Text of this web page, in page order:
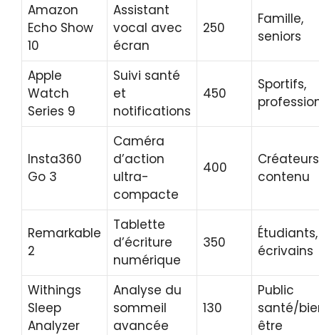
Amazon
Echo Show
10
Assistant
vocal avec
écran
250
Famille,
seniors
Apple
Watch
Series 9
Suivi santé
et
notifications
450
Sportifs,
Insta360
Go 3
Caméra
d’action
ultra-
compacte
400
contenu
Remarkable
2
Tablette
d’écriture
numérique
350
Étudiants,
écrivains
Withings
Sleep
Analyzer
Analyse du
sommeil
avancée
130
Public
santé/
être